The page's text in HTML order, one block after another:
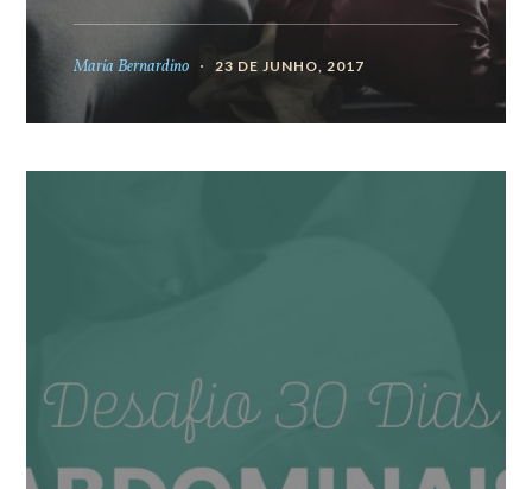
Maria Bernardino 23 DE JUNHO, 2017